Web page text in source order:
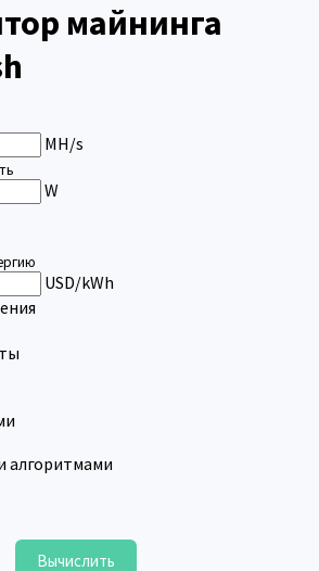
майнинга
MH/s
W
USD/kWh
алгоритмами